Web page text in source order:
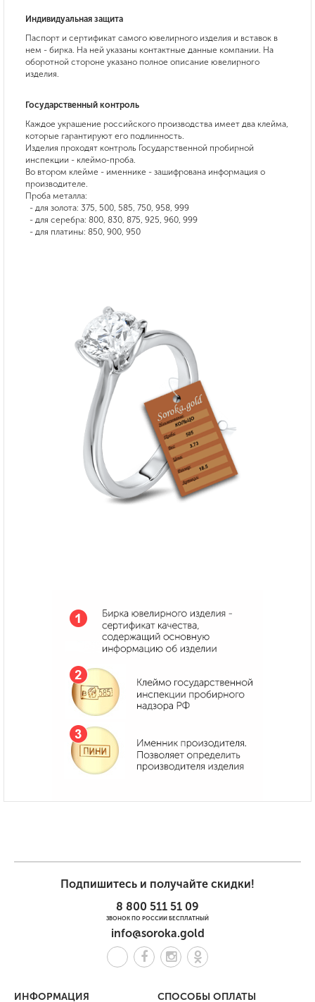
Индивидуальная защита
Паспорт и сертификат самого ювелирного изделия и вставок в
нем - бирка. На ней указаны контактные данные компании. На
оборотной стороне указано полное описание ювелирного
изделия.
Государственный контроль
Каждое украшение российского производства имеет два клейма,
которые гарантируют его подлинность.
Изделия проходят контроль Государственной пробирной
инспекции - клеймо-проба.
Во втором клейме - именнике - зашифрована информация о
производителе.
Проба металла:
- для золота: 375, 500, 585, 750, 958, 999
- для серебра: 800, 830, 875, 925, 960, 999
- для платины: 850, 900, 950
Подпишитесь и получайте скидки!
8 800 511 51 09
ЗВОНОК ПО РОССИИ БЕСПЛАТНЫЙ
info@soroka.gold
ИНФОРМАЦИЯ СПОСОБЫ ОПЛАТЫ